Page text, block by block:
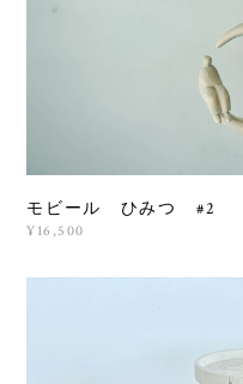
モビール ひみつ #2
¥16,500